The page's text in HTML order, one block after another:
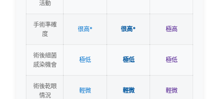
術後細菌
術後乾眼
使用的激
光
飛秒激光 飛秒激光 飛秒激光